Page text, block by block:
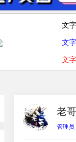
文
文
文
老哥
管理员